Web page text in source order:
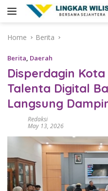
Home
Berita
Berita, Daerah
Disperdagin
Talenta Digital
Langsung
Redaksi
May 13, 2026